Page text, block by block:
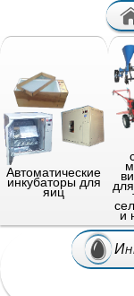
Автоматические
инкубаторы для
яиц
и